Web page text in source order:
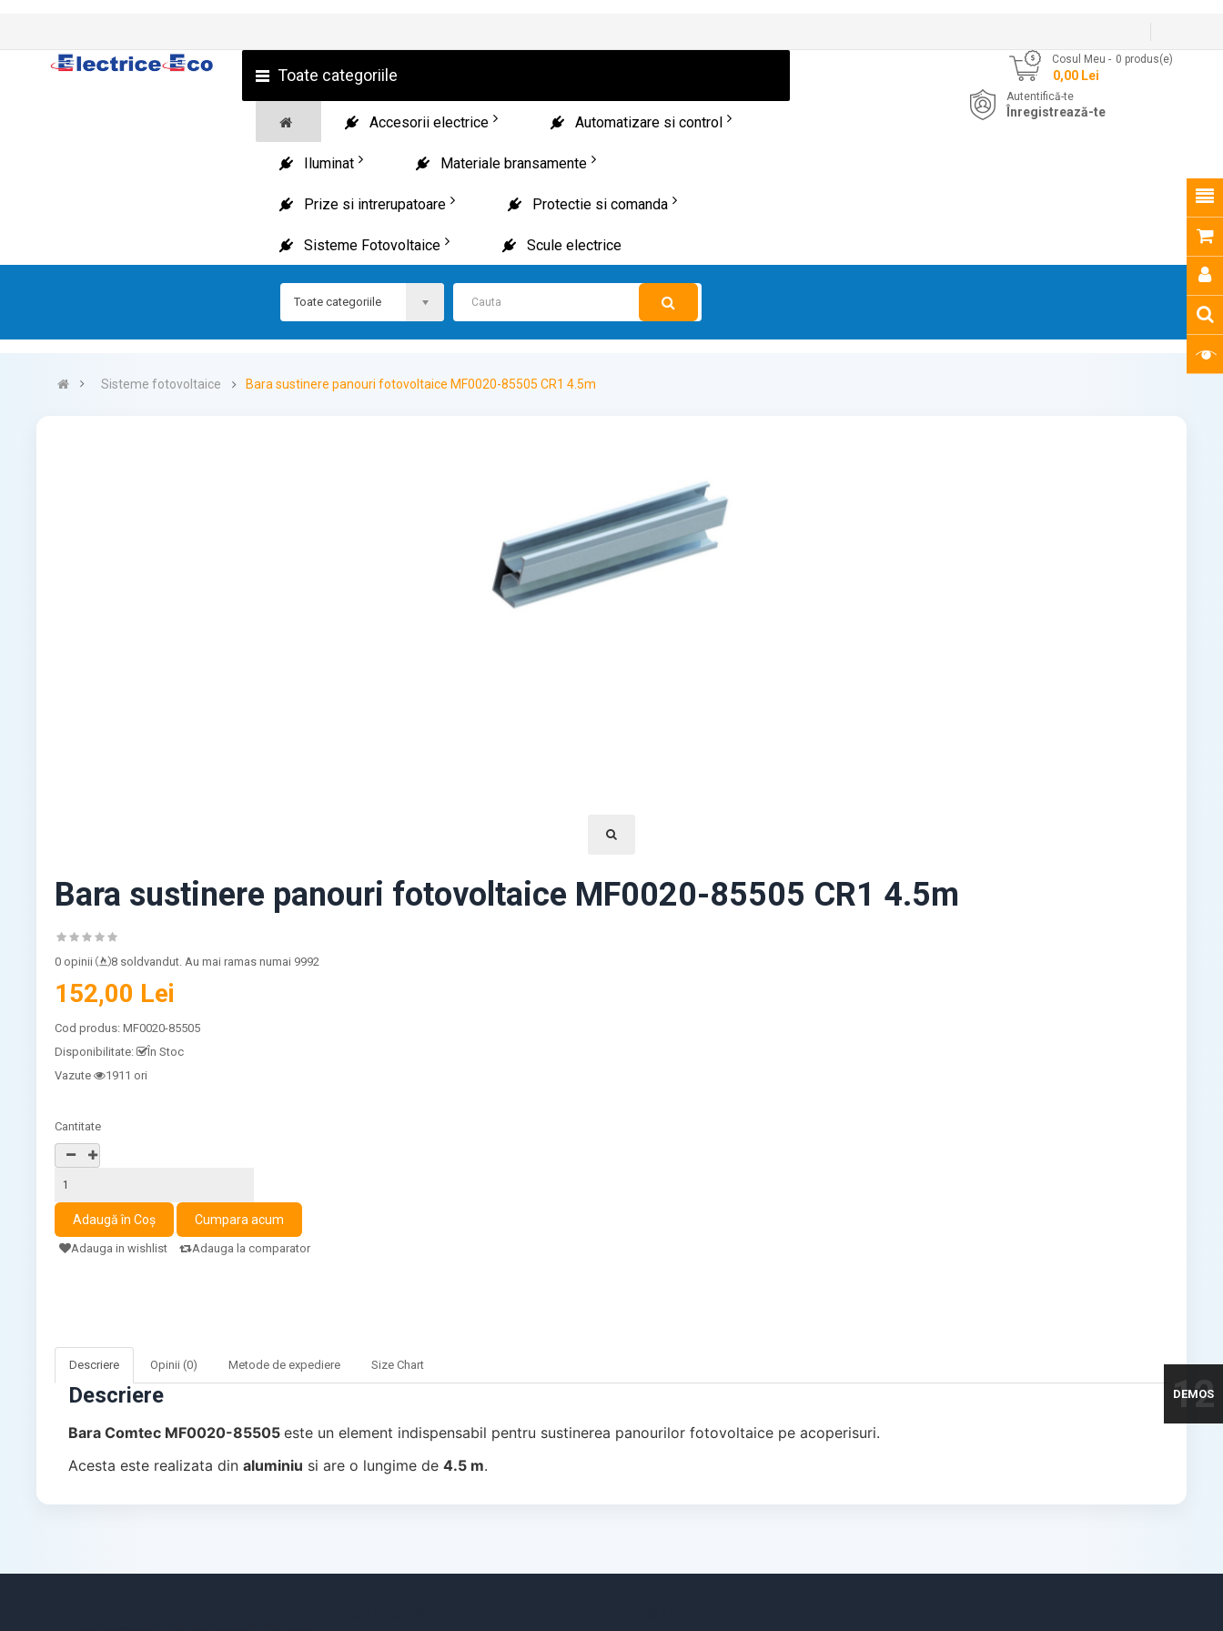
Toate categoriile
Accesorii electrice Automatizare si control
Iluminat Materiale bransamente
Prize si intrerupatoare Protectie si comanda
Sisteme Fotovoltaice Scule electrice
Cosul Meu 0 produs(e)
- 0,00 Lei
Autentifică-te
Înregistrează-te
Toate categoriile
Sisteme fotovoltaice Bara sustinere panouri fotovoltaice MF0020-85505 CR1 4.5m
Bara sustinere panouri fotovoltaice MF0020-85505 CR1 4.5m
0 opinii 8 soldvandut. Au mai ramas numai 9992
152,00 Lei
Cod produs:MF0020-85505
Disponibilitate:
În Stoc
Vazute
1911 ori
Cantitate
Adauga in wishlist Adauga la comparator
Descriere Opinii (0) Metode de expediere Size Chart
Descriere
Bara Comtec MF0020-85505este un element indispensabil pentru sustinerea panourilor fotovoltaice pe acoperisuri.
Acesta este realizata dinaluminiu si are o lungime de4.5 m.
DEMOS
12